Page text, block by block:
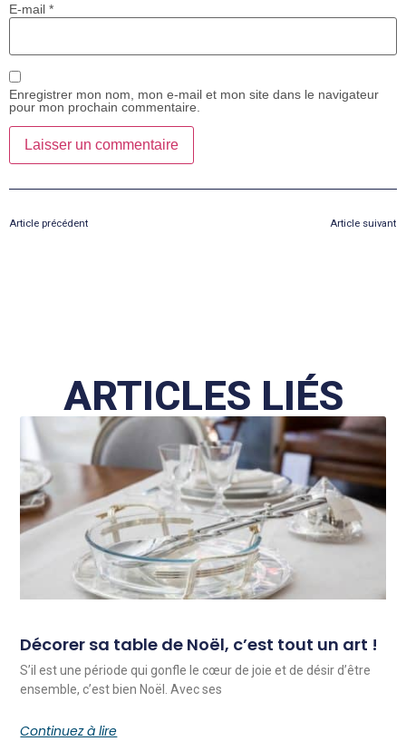
E-mail *
Enregistrer mon nom, mon e-mail et mon site dans le navigateur
pour mon prochain commentaire.
Article précédent Article suivant
ARTICLES LIÉS
Décorer sa table de Noël, c’est tout un art !
S’il est une période qui gonfle le cœur de joie et de désir d’être
ensemble, c’est bien Noël. Avec ses
Continuez à lire